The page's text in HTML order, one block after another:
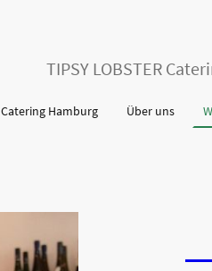
TIPSY LOBSTER
Catering Hamburg Über uns